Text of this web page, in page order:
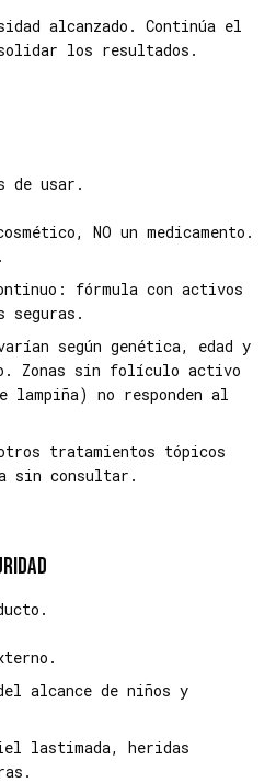
alcanzado. Continúa el
los resultados.
de usar.
NO un medicamento.
fórmula con activos
seguras.
según genética, edad y
Zonas sin folículo activo
lampiña) no responden al
tratamientos tópicos
sin consultar.
alcance de niños y
lastimada, heridas